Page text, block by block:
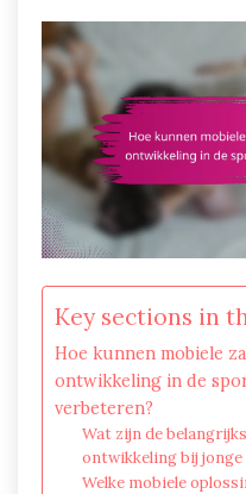
Key sections in
Hoe kunnen mobiele
ontwikkeling in de
verbeteren?
Wat zijn de
ontwikkeling bij jonge
Welke mobiele